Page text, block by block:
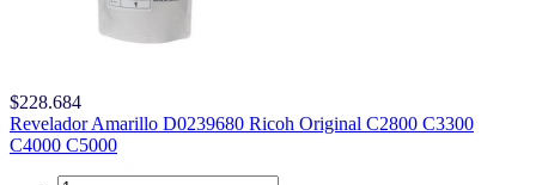
$228.684
Revelador Amarillo D0239680 Ricoh Original C2800 C3300
C4000 C5000